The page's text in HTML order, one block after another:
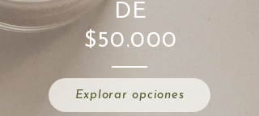
DE
$50.000
Explorar opciones